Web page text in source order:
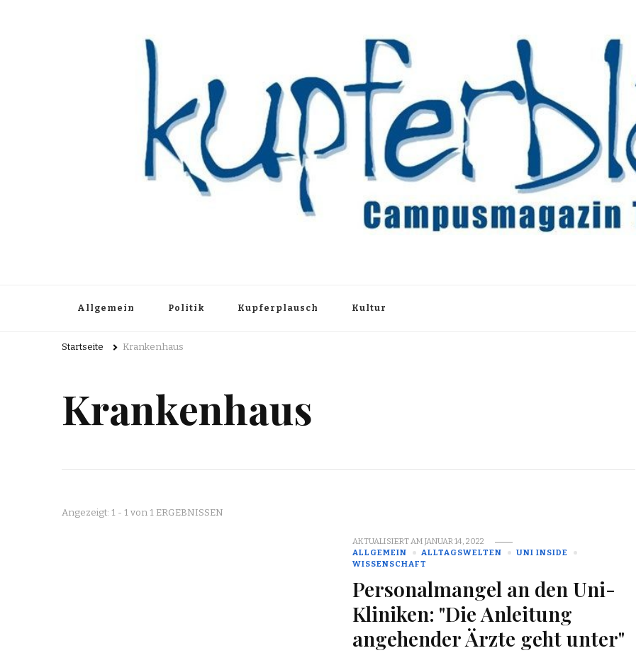
Kupferblau Archiv
Allgemein Politik Kupferplausch Kultur
Startseite Krankenhaus
Krankenhaus
Angezeigt: 1 - 1 von 1 ERGEBNISSEN
AKTUALISIERT AMJANUAR 14, 2022
ALLGEMEIN
ALLTAGSWELTEN
UNI INSIDE
WISSENSCHAFT
Personalmangel an den Uni-
Kliniken: "Die Anleitung
angehender Ärzte geht unter"